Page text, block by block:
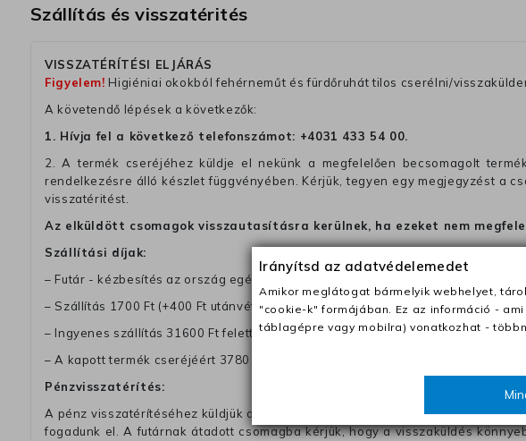
Szállítás és visszatérités
VISSZATÉRÍTÉSI ELJÁRÁS
Figyelem! Higiéniai okokból fehérneműt és fürdőruhát tilos cserélni/
A követendő lépések a következők:
1. Hívja fel a következő telefonszámot: +4031 433 54 00.
2. A termék cseréjéhez küldje el nekünk a megfelelően becsomagolt
rendelkezésre álló készlet függvényében. Kérjük, tegyen egy megjegyzést a
visszatéritést.
Az elküldött csomagok visszautasításra kerülnek, ha ezeket nem
Szállítási díjak:
– Futár - kézbesítés az ország egész területén, 2-3 munkanapon belül a
– Szállítás 1700 Ft (+400 Ft utánvéttel)
– Ingyenes szállítás 31600 Ft feletti megrendeléseknél (+400 Ft utánvétte)
– A kapott termék cseréjéért 3780 Ft szállítási díjat számolunk fel (oda -vissza út)
Pénzvisszatérítés:
A pénz visszatérítéséhez küldjük a futárt, hogy vegye át Öntől a terméket/
fogadunk el. A futárnak átadott csomagba kérjük, hogy a visszaküldés
Irányítsd az adatvédelemedet
Amikor meglátogat bármelyik webhelyet,
"cookie-k" formájában. Ez az információ -
táblagépre vagy mobilra) vonatkozhat -